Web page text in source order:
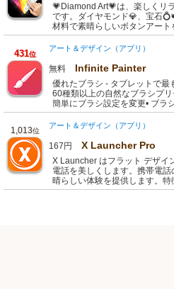
💗Diamond Art💗は、楽しくリ
です。ダイヤモンド💎、宝石
材料で素晴らしいボタンアー
431位
アート＆デザイン（アプリ）
無料 Infinite Painter
優れたブラシ - タブレットで最
60種類以上の自然なブラシプ
簡単にブラシ設定を変更• ブラ
1,013位
アート＆デザイン（アプリ）
167円 X Launcher Pro
X Launcher はフラット デザイ
電話を美しくします。携帯電
晴らしい体験を提供します。